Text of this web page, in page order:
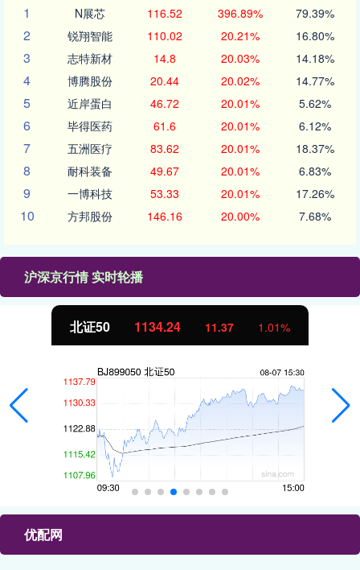
1
N展芯 116.52 396.89% 79.39%
2 锐翔智能 110.02 20.21% 16.80%
3 志特新材 14.8 20.03% 14.18%
4 博腾股份 20.44 20.02% 14.77%
5 近岸蛋白 46.72 20.01% 5.62%
6 毕得医药 61.6 20.01% 6.12%
7 五洲医疗 83.62 20.01% 18.37%
8 耐科装备 49.67 20.01% 6.83%
9 一博科技 53.33 20.01% 17.26%
10 方邦股份 146.16 20.00% 7.68%
沪深京行情 实时轮播
北证50 1134.24 11.37 1.01%
优配网